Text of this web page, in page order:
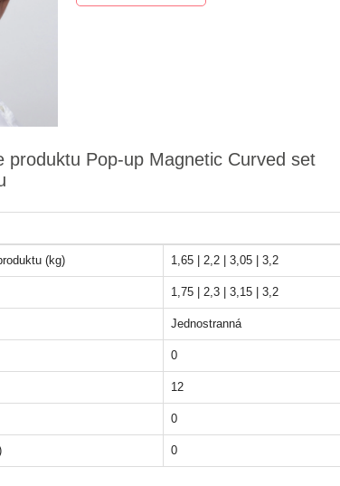
produktu Pop-up Magnetic Curved set
(kg) 1,65 | 2,2 | 3,05 | 3,2
1,75 | 2,3 | 3,15 | 3,2
Jednostranná
0
12
0
0